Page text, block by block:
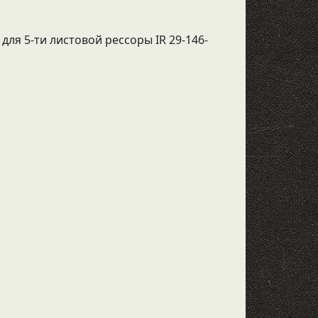
5-ти листовой рессоры IR 29-146-